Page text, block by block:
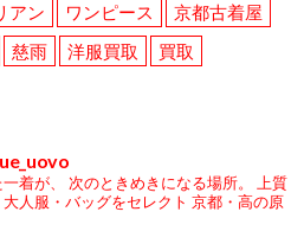
アン ワンピース
京都古着屋
慈雨 洋服買取
買取
着が、 次のときめきになる場所。
上質
人服・バッグをセレクト 京都・高の原